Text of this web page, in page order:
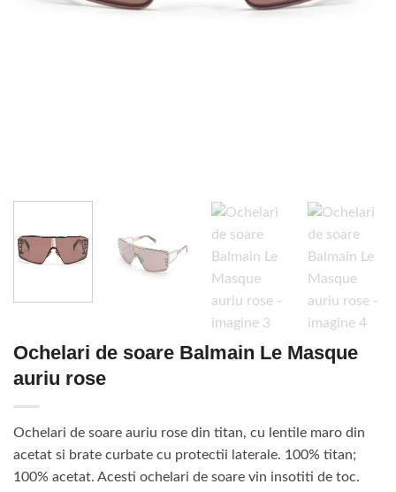
Ochelari de soare Balmain Le Masque
auriu rose
Ochelari de soare auriu rose din titan, cu lentile maro din
acetat si brate curbate cu protectii laterale. 100% titan;
100% acetat. Acesti ochelari de soare vin insotiti de toc.